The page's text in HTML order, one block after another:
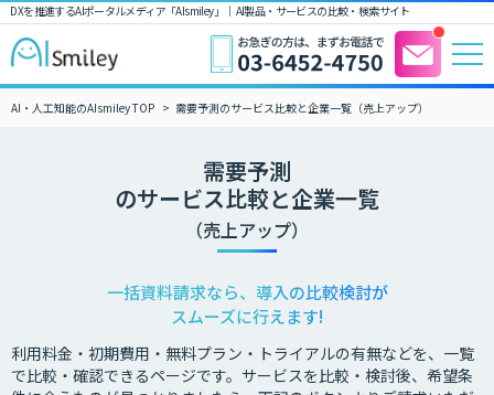
DXを推進するAIポータルメディア「AIsmiley」｜ AI製品・サービスの比較・検索サイト
AI・人工知能のAIsmiley TOP 需要予測のサービス比較と企業一覧（売上アップ）
需要予測
のサービス比較と企業一覧
（売上アップ）
一括資料請求なら、導入の比較検討が
スムーズに行えます!
利用料金・初期費用・無料プラン・トライアルの有無などを、一覧
で比較・確認できるページです。サービスを比較・検討後、希望条